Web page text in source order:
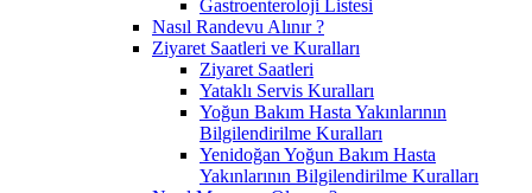
Gastroenteroloji Listesi
Nasıl Randevu Alınır ?
Ziyaret Saatleri ve Kuralları
Ziyaret Saatleri
Yataklı Servis Kuralları
Yoğun Bakım Hasta Yakınlarının
Bilgilendirilme Kuralları
Yenidoğan Yoğun Bakım Hasta
Yakınlarının Bilgilendirilme Kuralları